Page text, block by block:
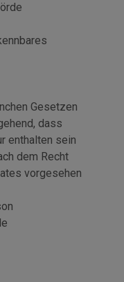
Gesetzen
dass
enthalten sein
dem Recht
vorgesehen